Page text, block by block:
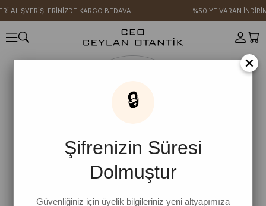
ALIŞVERİŞLERİNİZDE KARGO BEDAVA! %50'YE VARAN
×
🔒
Şifrenizin Süresi
Dolmuştur
Güvenliğiniz için üyelik bilgileriniz yeni altyapımıza